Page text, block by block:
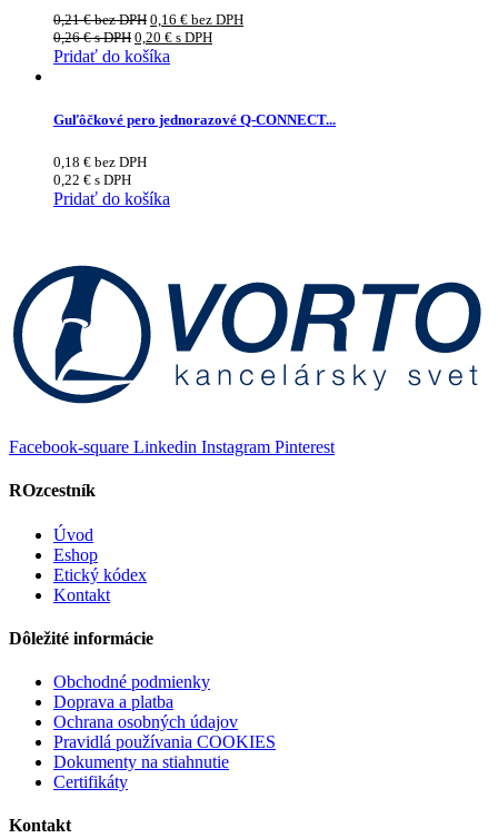
0,21€bez DPH 0,16 € bez DPH
0,26€s DPH 0,20 € s DPH
Pridať do košíka
Guľôčkové pero jednorazové Q-CONNECT...
0,18 € bez DPH
0,22 € s DPH
Pridať do košíka
Facebook-square Linkedin Instagram Pinterest
ROzcestník
Úvod
Eshop
Etický kódex
Kontakt
Dôležité informácie
Obchodné podmienky
Doprava a platba
Ochrana osobných údajov
Pravidlá používania COOKIES
Dokumenty na stiahnutie
Certifikáty
Kontakt